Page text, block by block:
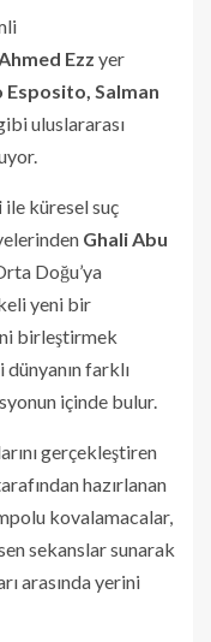
Ahmed Ezz yer
Salman
uluslararası
ile küresel suç
Ghali Abu
Doğu’ya
yeni bir
birleştirmek
farklı
içinde bulur.
gerçekleştiren
hazırlanan
kovalamacalar,
sekanslar sunarak
arasında yerini